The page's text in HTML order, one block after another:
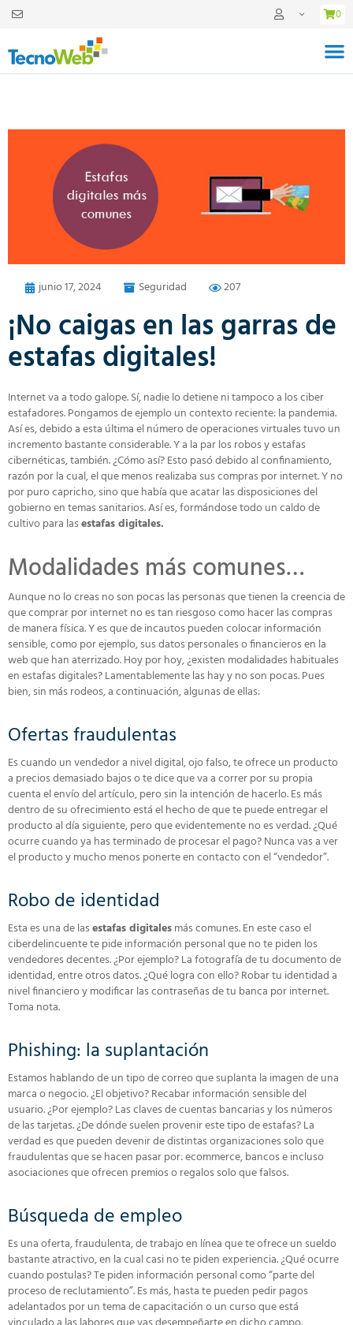
0
junio 17, 2024 Seguridad 207
¡No caigas en las garras de
estafas digitales!
Internet va a todo galope. Sí, nadie lo detiene ni tampoco a los ciber
estafadores. Pongamos de ejemplo un contexto reciente: la pandemia.
Así es, debido a esta última el número de operaciones virtuales tuvo un
incremento bastante considerable. Y a la par los robos y estafas
cibernéticas, también. ¿Cómo así? Esto pasó debido al confinamiento,
razón por la cual, el que menos realizaba sus compras por internet. Y no
por puro capricho, sino que había que acatar las disposiciones del
gobierno en temas sanitarios. Así es, formándose todo un caldo de
cultivo para lasestafas digitales.
Modalidades más comunes…
Aunque no lo creas no son pocas las personas que tienen la creencia de
que comprar por internet no es tan riesgoso como hacer las compras
de manera física. Y es que de incautos pueden colocar información
sensible, como por ejemplo, sus datos personales o financieros en la
web que han aterrizado. Hoy por hoy, ¿existen modalidades habituales
en estafas digitales? Lamentablemente las hay y no son pocas. Pues
bien, sin más rodeos, a continuación, algunas de ellas:
Ofertas fraudulentas
Es cuando un vendedor a nivel digital, ojo falso, te ofrece un producto
a precios demasiado bajos o te dice que va a correr por su propia
cuenta el envío del artículo, pero sin la intención de hacerlo. Es más
dentro de su ofrecimiento está el hecho de que te puede entregar el
producto al día siguiente, pero que evidentemente no es verdad. ¿Qué
ocurre cuando ya has terminado de procesar el pago? Nunca vas a ver
el producto y mucho menos ponerte en contacto con el “vendedor”.
Robo de identidad
Esta es una de lasestafas digitalesmás comunes. En este caso el
ciberdelincuente te pide información personal que no te piden los
vendedores decentes. ¿Por ejemplo? La fotografía de tu documento de
identidad, entre otros datos. ¿Qué logra con ello? Robar tu identidad a
nivel financiero y modificar las contraseñas de tu banca por internet.
Toma nota.
Phishing: la suplantación
Estamos hablando de un tipo de correo que suplanta la imagen de una
marca o negocio. ¿El objetivo? Recabar información sensible del
usuario. ¿Por ejemplo? Las claves de cuentas bancarias y los números
de las tarjetas. ¿De dónde suelen provenir este tipo de estafas? La
verdad es que pueden devenir de distintas organizaciones solo que
fraudulentas que se hacen pasar por: ecommerce, bancos e incluso
asociaciones que ofrecen premios o regalos solo que falsos.
Búsqueda de empleo
Es una oferta, fraudulenta, de trabajo en línea que te ofrece un sueldo
bastante atractivo, en la cual casi no te piden experiencia. ¿Qué ocurre
cuando postulas? Te piden información personal como “parte del
proceso de reclutamiento”. Es más, hasta te pueden pedir pagos
adelantados por un tema de capacitación o un curso que está